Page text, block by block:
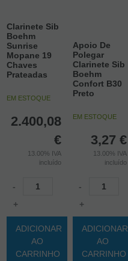
Clarinete Sib
Boehm
Sunrise
Mopane 19
Chaves
Prateadas
EM ESTOQUE
2.400,08
€
13.00% IVA
incluído
-
+
ADICIONAR
AO
CARRINHO
Apoio De
Polegar
Clarinete Sib
Boehm
Confort B30
Preto
EM ESTOQUE
3,27 €
13.00% IVA
incluído
-
+
ADICIONAR
AO
CARRINHO